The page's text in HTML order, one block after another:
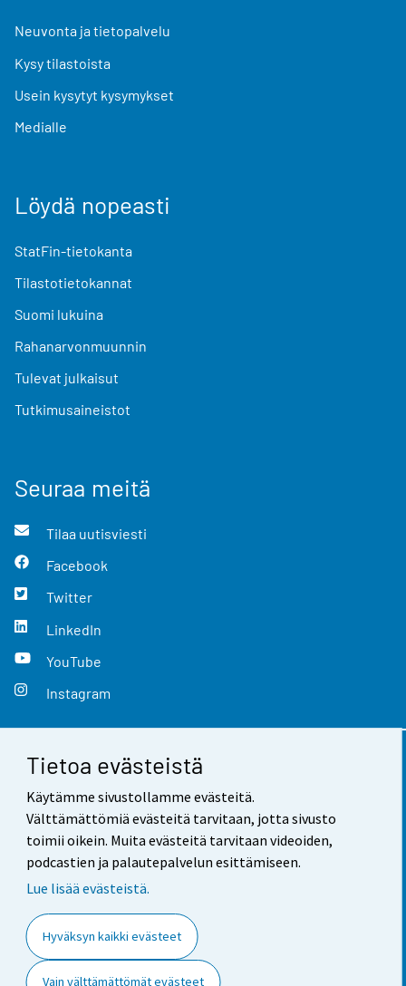
Tietoa evästeistä
Käytämme sivustollamme evästeitä.
Välttämättömiä evästeitä tarvitaan, jotta sivusto
toimii oikein. Muita evästeitä tarvitaan videoiden,
podcastien ja palautepalvelun esittämiseen.
Lue lisää evästeistä.
Hyväksyn kaikki evästeet
Vain välttämättömät evästeet
Neuvonta ja tietopalvelu
Kysy tilastoista
Usein kysytyt kysymykset
Medialle
Löydä nopeasti
StatFin-tietokanta
Tilastotietokannat
Suomi lukuina
Rahanarvonmuunnin
Tulevat julkaisut
Tutkimusaineistot
Seuraa meitä
Tilaa uutisviesti
Facebook
Twitter
LinkedIn
YouTube
Instagram
Yhteystiedot
Palaute
Käyttöehdot
Saavutettavuus
Tietoa sivustosta